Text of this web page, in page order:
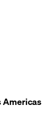
Americas